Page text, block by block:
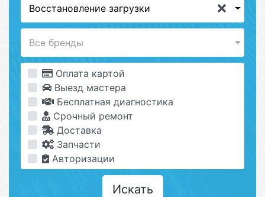
Восстановление загрузки
Все бренды
Оплата картой
Выезд мастера
Бесплатная диагностика
Срочный ремонт
Доставка
Запчасти
Авторизации
Искать